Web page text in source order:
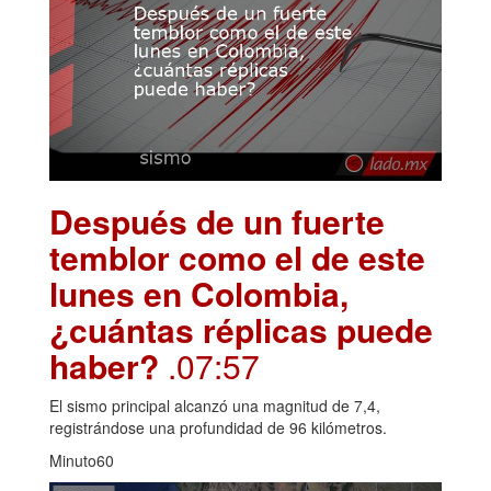
Después de un fuerte
temblor como el de este
lunes en Colombia,
¿cuántas réplicas puede
haber? .07:57
El sismo principal alcanzó una magnitud de 7,4,
registrándose una profundidad de 96 kilómetros.
Minuto60